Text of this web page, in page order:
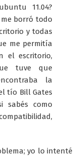
11.04?
borró todo
y todas
me permitía
el escritorio,
tuve que
la
tío Bill Gates
sabés como
yo lo intenté